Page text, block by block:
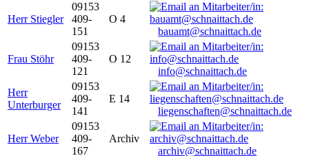
Herr Stiegler
09153
409-
151
O 4
bauamt@schnaittach.de
Frau Stöhr
09153
409-
121
O 12
info@schnaittach.de
Herr
Unterburger
09153
409-
141
E 14
liegenschaften@schnaittach.de
Herr Weber
09153
409-
167
Archiv
archiv@schnaittach.de